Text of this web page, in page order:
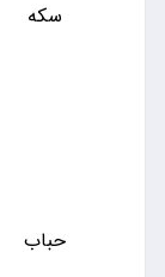
سکه
حباب